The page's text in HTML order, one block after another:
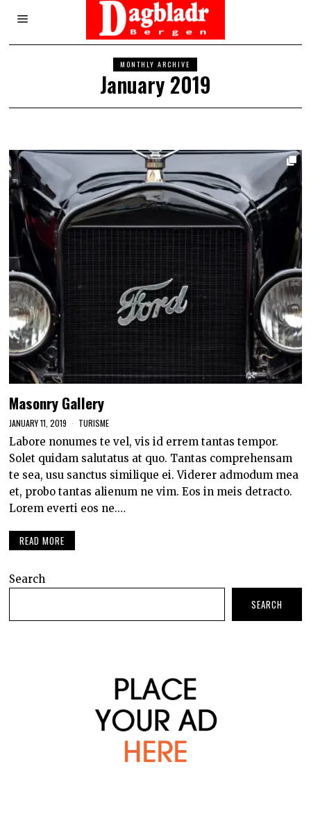
MONTHLY ARCHIVE
January 2019
Masonry Gallery
JANUARY 11, 2019 TURISME
Labore nonumes te vel, vis id errem tantas tempor.
Solet quidam salutatus at quo. Tantas comprehensam
te sea, usu sanctus similique ei. Viderer admodum mea
et, probo tantas alienum ne vim. Eos in meis detracto.
Lorem everti eos ne.…
READ MORE
Search
SEARCH